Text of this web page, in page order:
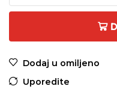
Dodaj u omiljeno
Uporedite